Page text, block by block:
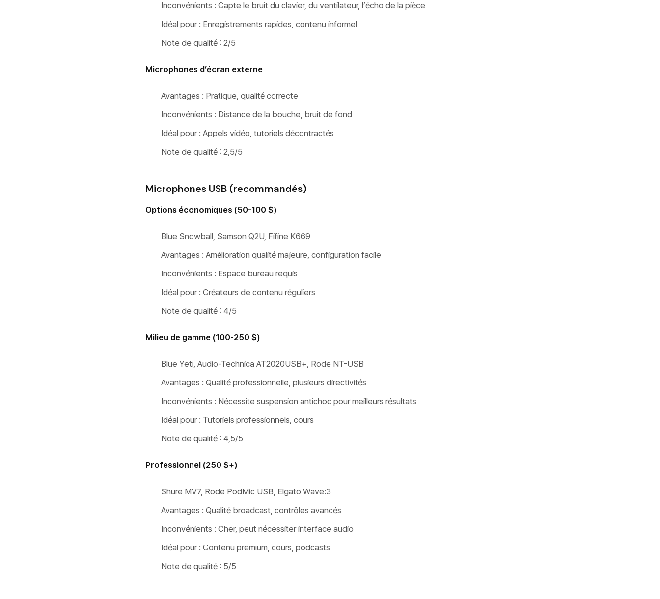
Inconvénients : Capte le bruit du clavier, du ventilateur, l’écho de la pièce
Idéal pour : Enregistrements rapides, contenu informel
Note de qualité : 2/5
Microphones d’écran externe
Avantages : Pratique, qualité correcte
Inconvénients : Distance de la bouche, bruit de fond
Idéal pour : Appels vidéo, tutoriels décontractés
Note de qualité : 2,5/5
Microphones USB (recommandés)
Options économiques (50-100 $)
Blue Snowball, Samson Q2U, Fifine K669
Avantages : Amélioration qualité majeure, configuration facile
Inconvénients : Espace bureau requis
Idéal pour : Créateurs de contenu réguliers
Note de qualité : 4/5
Milieu de gamme (100-250 $)
Blue Yeti, Audio-Technica AT2020USB+, Rode NT-USB
Avantages : Qualité professionnelle, plusieurs directivités
Inconvénients : Nécessite suspension antichoc pour meilleurs résultats
Idéal pour : Tutoriels professionnels, cours
Note de qualité : 4,5/5
Professionnel (250 $+)
Shure MV7, Rode PodMic USB, Elgato Wave:3
Avantages : Qualité broadcast, contrôles avancés
Inconvénients : Cher, peut nécessiter interface audio
Idéal pour : Contenu premium, cours, podcasts
Note de qualité : 5/5